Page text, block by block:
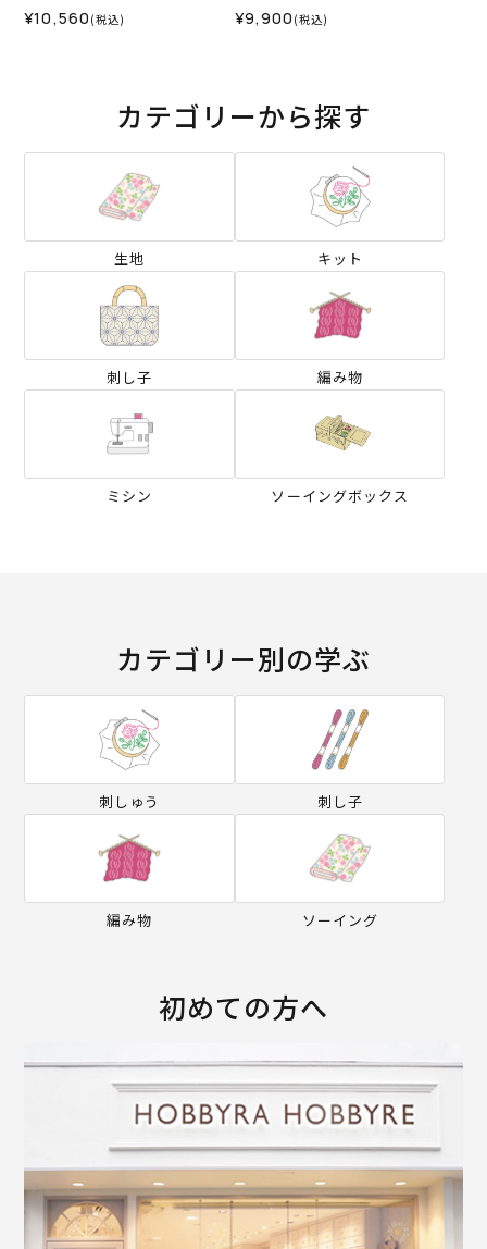
¥10,560 (税込) ¥9,900 (税込)
カテゴリーから探す
生地 キット
刺し子 編み物
ミシン ソーイングボックス
カテゴリー別の学ぶ
刺しゅう 刺し子
編み物 ソーイング
初めての方へ